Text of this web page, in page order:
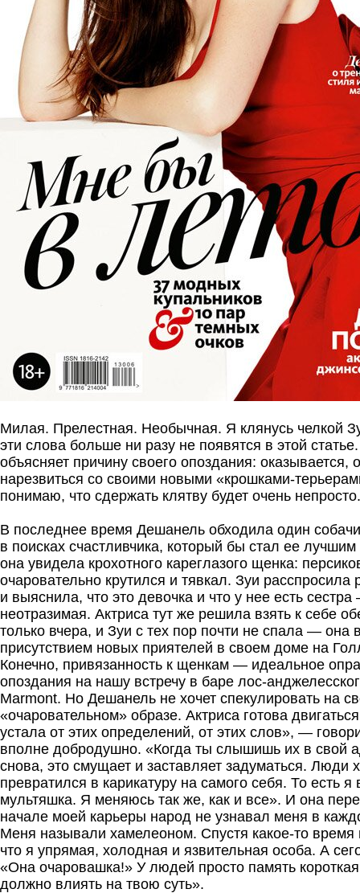
Милая. Прелестная. Необычная. Я клянусь челкой
эти слова больше ни разу не появятся в этой
объясняет причину своего опоздания: оказывается,
нарезвиться со своими новыми «крошками-
понимаю, что сдержать клятву будет очень
В последнее время Дешанель обходила один
в поисках счастливчика, который бы стал ее
она увидела крохотного кареглазого щенка:
очаровательно крутился и тявкал. Зуи расспросила
и выяснила, что это девочка и что у нее есть
неотразимая. Актриса тут же решила взять к себе
только вчера, и Зуи с тех пор почти не спала — она
присутствием новых приятелей в своем доме на
Конечно, привязанность к щенкам — идеальное
опоздания на нашу встречу в баре лос-
Marmont. Но Дешанель не хочет спекулировать на
«очаровательном» образе. Актриса готова
устала от этих определений, от этих слов», —
вполне добродушно. «Когда ты слышишь их в свой
снова, это смущает и заставляет задуматься. Люди
превратился в карикатуру на самого себя. То есть
мультяшка. Я меняюсь так же, как и все». И она
начале моей карьеры народ не узнавал меня в
Меня называли хамелеоном. Спустя какое-то время
что я упрямая, холодная и язвительная особа. А
«Она очаровашка!» У людей просто память
должно влиять на твою суть».